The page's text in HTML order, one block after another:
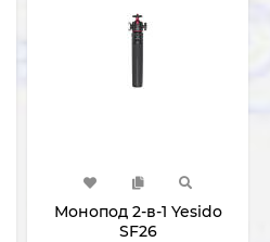
Монопод 2-в-1 Yesido
SF26